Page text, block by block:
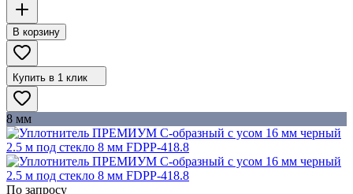
В корзину
Купить в 1 клик
8 мм
По запросу